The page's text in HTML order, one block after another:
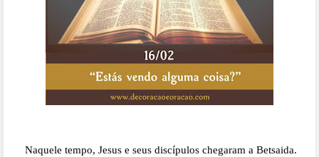
Naquele tempo, Jesus e seus discípulos chegaram a Betsaida.